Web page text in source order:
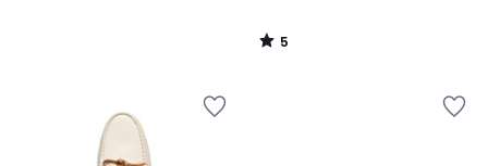
5
/